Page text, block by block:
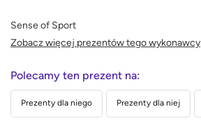
Sense of Sport
Zobacz więcej prezentów tego wykonawcy
Polecamy ten prezent na:
Prezenty dla niego Prezenty dla niej